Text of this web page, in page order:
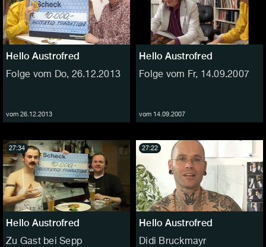
Hello Austrofred
Folge vom Do, 26.12.2013
vom 26.12.2013
Hello Austrofred
Folge vom Fr, 14.09.2007
vom 14.09.2007
Hello Austrofred
Zu Gast bei Sepp
27:34
Hello Austrofred
Didi Bruckmayr
27:22